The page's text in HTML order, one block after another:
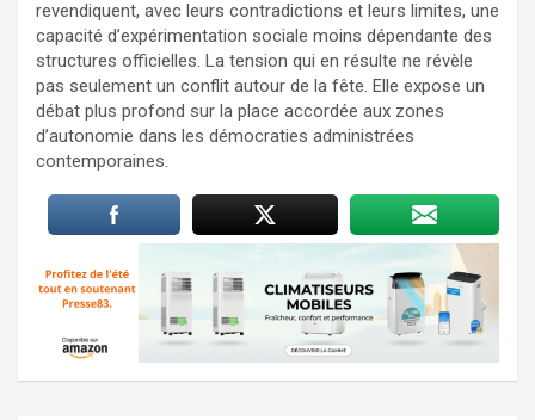
revendiquent, avec leurs contradictions et leurs limites, une
capacité d’expérimentation sociale moins dépendante des
structures officielles. La tension qui en résulte ne révèle
pas seulement un conflit autour de la fête. Elle expose un
débat plus profond sur la place accordée aux zones
d’autonomie dans les démocraties administrées
contemporaines.